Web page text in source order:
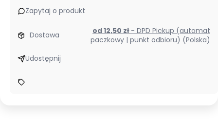
Zapytaj o produkt
Dostawa od 12,50 zł - DPD Pickup (automat
paczkowy | punkt odbioru) (Polska)
Udostępnij